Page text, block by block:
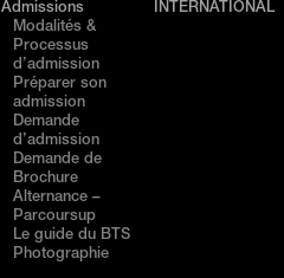
Admissions
Modalités &
Processus
d’admission
Préparer son
admission
Demande
d’admission
Demande de
Brochure
Alternance –
Parcoursup
Le guide du BTS
Photographie
INTERNATIONAL